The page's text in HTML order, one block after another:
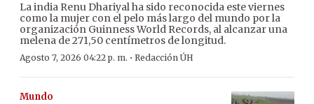
La india Renu Dhariyal ha sido reconocida este viernes
como la mujer con el pelo más largo del mundo por la
organización Guinness World Records, al alcanzar una
melena de 271,50 centímetros de longitud.
Agosto 7, 2026 04:22 p. m. · Redacción ÚH
Mundo